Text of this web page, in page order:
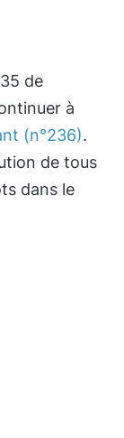
de
à
(n°236).
de tous
dans le